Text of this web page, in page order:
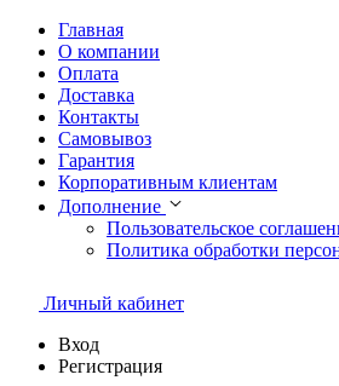
Главная
О компании
Оплата
Доставка
Контакты
Самовывоз
Гарантия
Корпоративным клиентам
Дополнение
Пользовательское
Политика обработки
Личный кабинет
Вход
Регистрация